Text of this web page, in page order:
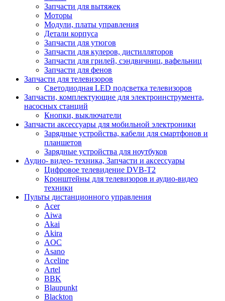
Запчасти для вытяжек
Моторы
Модули, платы управления
Детали корпуса
Запчасти для утюгов
Запчасти для кулеров, дистилляторов
Запчасти для грилей, сэндвичниц, вафельниц
Запчасти для фенов
Запчасти для телевизоров
Светодиодная LED подсветка телевизоров
Запчасти, комплектующие для электроинструмента,
насосных станций
Кнопки, выключатели
Запчасти аксессуары для мобильной электроники
Зарядные устройства, кабели для смартфонов и
планшетов
Зарядные устройства для ноутбуков
Аудио- видео- техника, Запчасти и аксессуары
Цифровое телевидение DVB-T2
Кронштейны для телевизоров и аудио-видео
техники
Пульты дистанционного управления
Acer
Aiwa
Akai
Akira
AOC
Asano
Aceline
Artel
BBK
Blaupunkt
Blackton